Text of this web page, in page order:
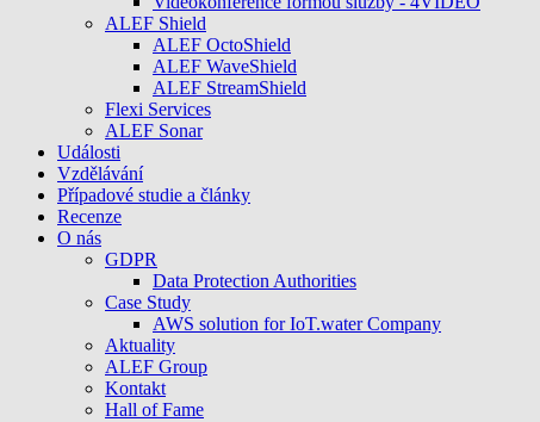
ALEF Shield
ALEF OctoShield
ALEF WaveShield
ALEF StreamShield
Flexi Services
ALEF Sonar
Události
Vzdělávání
Případové studie a články
Recenze
O nás
GDPR
Data Protection Authorities
Case Study
AWS solution for IoT.water Company
Aktuality
ALEF Group
Kontakt
Hall of Fame